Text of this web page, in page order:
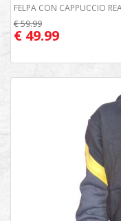
FELPA CON CAPPUCCIO
€ 59.99
€ 49.99